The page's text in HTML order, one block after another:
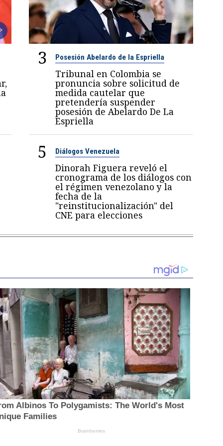
3 Posesión Abelardo de la Espriella
Tribunal en Colombia se
pronuncia sobre solicitud de
medida cautelar que
pretendería suspender
posesión de Abelardo De La
Espriella
5 Diálogos Venezuela
Dinorah Figuera reveló el
cronograma de los diálogos con
el régimen venezolano y la
fecha de la
"reinstitucionalización" del
CNE para elecciones